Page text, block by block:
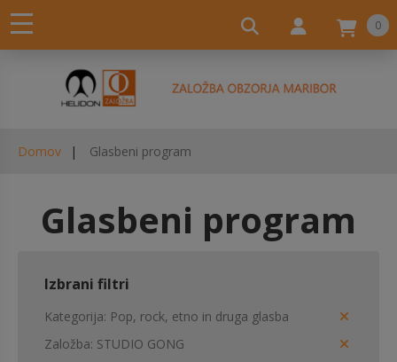
0
Domov Glasbeni program
Glasbeni program
Izbrani filtri
Kategorija Pop, rock, etno in druga glasba
Založba STUDIO GONG